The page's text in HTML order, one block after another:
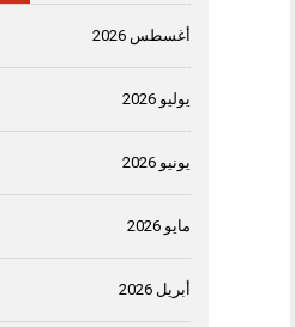
أغسطس 2026
يوليو 2026
يونيو 2026
مايو 2026
أبريل 2026